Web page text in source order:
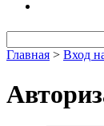
Главная > Вход